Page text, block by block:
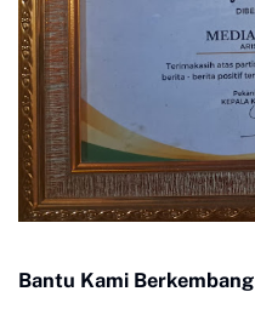
Bantu Kami Berkembang